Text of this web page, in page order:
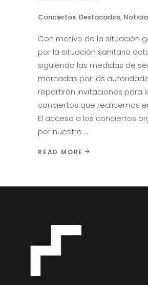
Conciertos, Destacados,
Con motivo de la situación
por la situación sanitaria
siguiendo las medidas de
marcadas por las
repartirán invitaciones para
conciertos que realicemos
El acceso a los conciertos
por nuestro
READ MORE